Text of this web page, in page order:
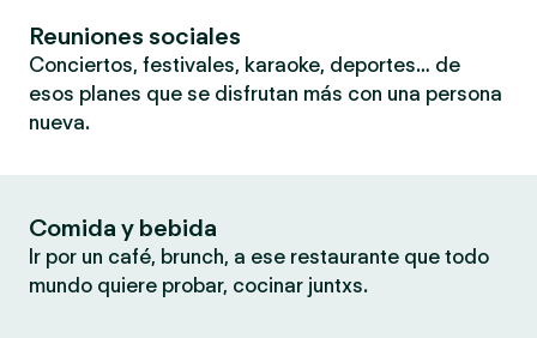
Reuniones sociales
Conciertos, festivales, karaoke, deportes… de
esos planes que se disfrutan más con una persona
nueva.
Comida y bebida
Ir por un café, brunch, a ese restaurante que todo
mundo quiere probar, cocinar juntxs.